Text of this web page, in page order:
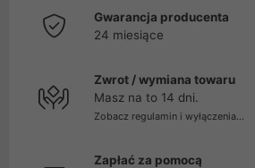
Gwarancja producenta
24 miesiące
Zwrot / wymiana towaru
Masz na to 14 dni.
Zobacz regulamin i wyłączenia...
Zapłać za pomocą